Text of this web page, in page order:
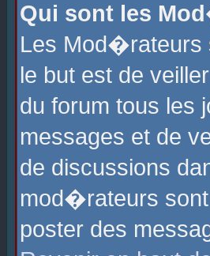
Qui sont les
Les Mod�rateurs
le but est de
du forum tous les
messages et de
de discussions
mod�rateurs
poster des